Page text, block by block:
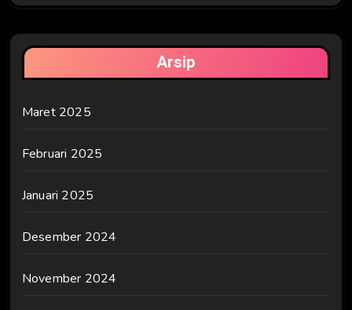
Arsip
Maret 2025
Februari 2025
Januari 2025
Desember 2024
November 2024